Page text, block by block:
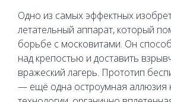
Одно из самых эффектных
летательный аппарат, который
борьбе с московитами. Он
над крепостью и доставить
вражеский лагерь. Прототип
— ещё одна остроумная аллюзия